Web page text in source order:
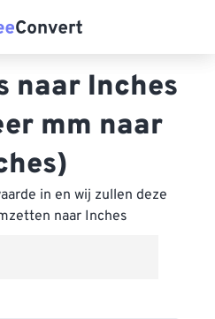
naar Inches
mm naar
in en wij zullen deze
naar Inches